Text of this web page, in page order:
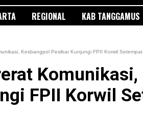
REGIONAL KAB TANGGAMUS
Kesbangpol Pesibar Kunjungi FPII Korwil Setempat
Komunikasi,
FPII Korwil